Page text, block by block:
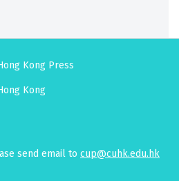
Kong Press
Kong
send email to cup@cuhk.edu.hk